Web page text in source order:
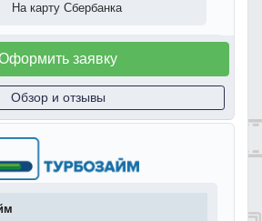
На карту Сбербанка
заявку
Обзор и отзывы